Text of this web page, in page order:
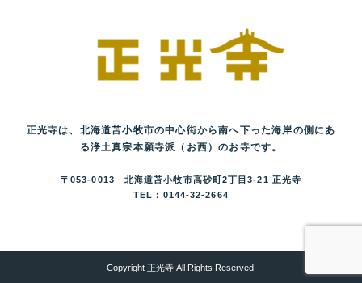
正光寺は、北海道苫小牧市の中心街から南へ下った海岸の側にあ
る浄土真宗本願寺派（お西）のお寺です。
〒053-0013 北海道苫小牧市高砂町2丁目3-21 正光寺
TEL：0144-32-2664
Copyright 正光寺 All Rights Reserved.